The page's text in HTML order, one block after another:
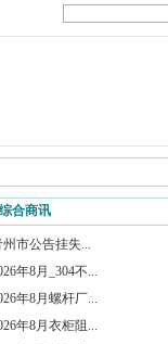
综合商讯
州市公告挂失...
年8月_304不...
年8月螺杆厂...
年8月衣柜阻...